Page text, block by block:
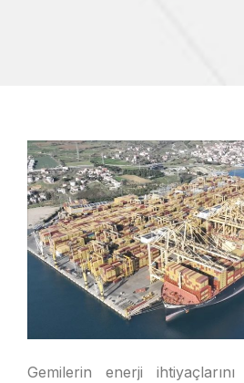
Gemilerin enerji